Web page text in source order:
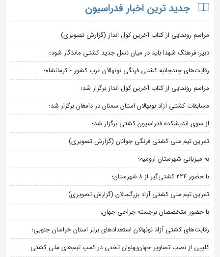
جدید ترین اخبار فدراسیون
مراسم رونمایی از کتاب آخرین کول انداز (گزارش تصویری)
دبیر: فرهنگ شهدا باید در میان نسل جدید کشتی ماندگار شود؛
رقابت‌های چندجانبه کشتی فرنگی نونهالان غرب کشور - کرمانشاه؛
مراسم رونمایی از کتاب آخرین کول انداز برگزار شد؛
مسابقات کشتی آزاد نونهالان استان سمنان در دامغان برگزار شد؛
از سوی اندیشکده فدراسیون کشتی برگزار شد؛
تمرین تیم ملی کشتی فرنگی جوانان (گزارش تصویری)
به میزبانی شهرستان ارومیه؛
با حضور ۲۲۴ کشتی‌گیر از ۸ شهرستان؛
تمرین تیم ملی کشتی آزاد بزرگسالان (گزارش تصویری)
با حضور متخصصان برجسته جراحی جهان؛
رقابت‌های کشتی آزاد نونهالان استعدادهای برتر استان خراسان جنوبی؛
کلیپی از نصب تصاویر جهان‌پهلوان تختی در کمپ تیم‌های ملی کشتی